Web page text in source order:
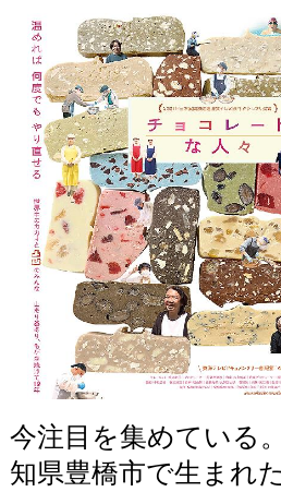
今注目を集めている
知県豊橋市で生まれ